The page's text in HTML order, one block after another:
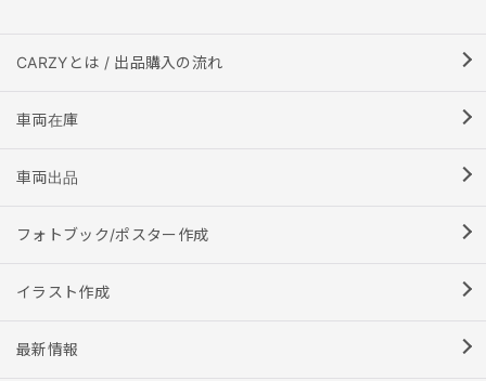
CARZYとは / 出品購入の流れ
車両在庫
車両出品
フォトブック/ポスター作成
イラスト作成
最新情報